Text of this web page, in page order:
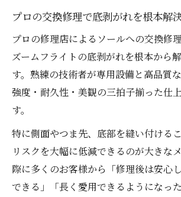
プロの交換修理で底剥がれを根本解
プロの修理店によるソールへの交換修
ズームフライトの底剥がれを根本から
す。熟練の技術者が専用設備と高品質な
強度・耐久性・美観の三拍子揃った仕
す。
特に側面やつま先、底部を縫い付ける
リスクを大幅に低減できるのが大きな
際に多くのお客様から「修理後は安心
できる」「長く愛用できるようになっ